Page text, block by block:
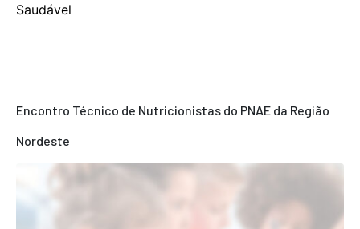
Saudável
Encontro Técnico de Nutricionistas do PNAE da Região
Nordeste